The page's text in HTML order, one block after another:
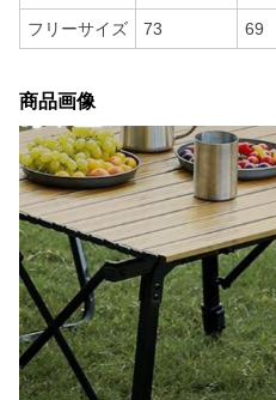
フリーサイズ 73 69
商品画像